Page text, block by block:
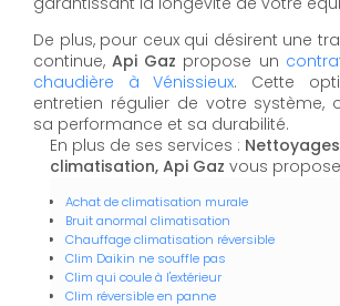
De plus, pour ceux qui désirent une
continue,Api Gaz propose un
chaudière à Vénissieux. Cette
entretien régulier de votre système,
sa performance et sa durabilité.
En plus de ses services :
climatisation, Api Gaz vous
Achat de climatisation murale
Bruit anormal climatisation
Chauffage climatisation réversible
Clim Daikin ne souffle pas
Clim qui coule à l'extérieur
Clim réversible en panne